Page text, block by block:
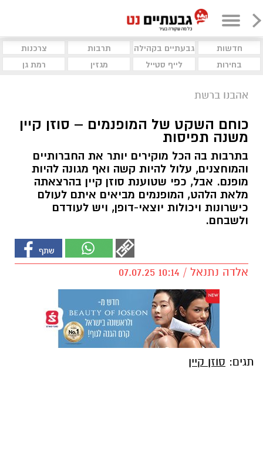
חדשות גבעתיים בקהילה תרבות
צרכנות
בחירות
לייף סטייל מגזין רמת גן
אהבנו ברשת
כוחם השקט של המופנמים – סוזן קיין
משנה תפיסות
בתרבות בה הכל מוקירים יותר את החברותיים
והמוחצנים, עלול להיות קשה ואף מגונה להיות
מופנם. אבל, כפי שטוענת סוזן קיין בהרצאתה
מלאת הלהט, המופנמים מביאים איתם לעולם
כישרונות ויכולות יוצאי-דופן, ויש לעודדם
ולשבחם.
אלדה נתנאל / 10:14 07.07.25
תגים: סוזן קיין